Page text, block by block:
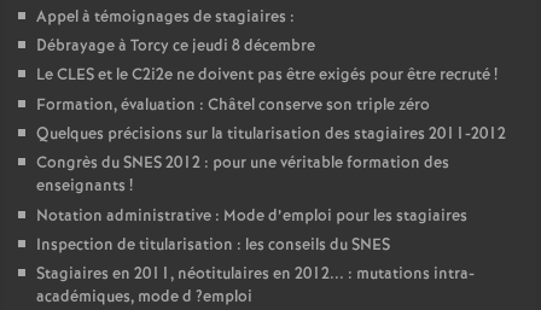
Appel à témoignages de stagiaires :
Débrayage à Torcy ce jeudi 8 décembre
LeCLESet le C2i2e ne doivent pas être exigés pour être recruté!
Formation, évaluation : Châtel conserve son triple zéro
Quelques précisions sur la titularisation des stagiaires 2011-2012
Congrès duSNES2012 : pour une véritable formation des
enseignants !
Notation administrative : Mode d’emploi pour les stagiaires
Inspection de titularisation : les conseils duSNES
Stagiaires en 2011, néotitulaires en 2012... : mutations intra-
académiques, mode d ?emploi